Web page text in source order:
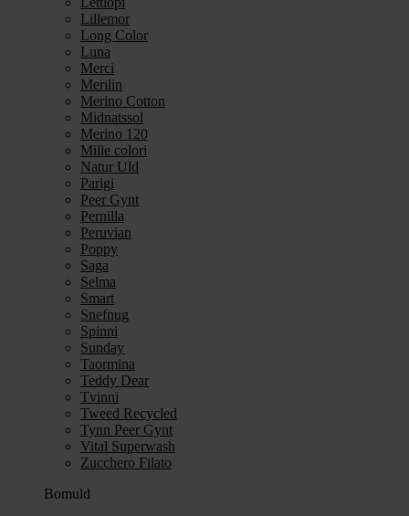
Lillemor
Long Color
Luna
Merci
Merilin
Merino Cotton
Midnatssol
Merino 120
Mille colori
Natur Uld
Parigi
Peer Gynt
Pernilla
Peruvian
Poppy
Saga
Selma
Smart
Snefnug
Spinni
Sunday
Taormina
Teddy Dear
Tvinni
Tweed Recycled
Tynn Peer Gynt
Vital Superwash
Zucchero Filato
Bomuld